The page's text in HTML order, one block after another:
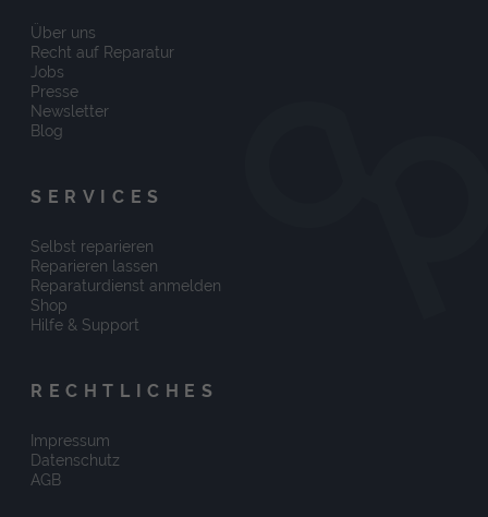
Über uns
Recht auf Reparatur
Jobs
Presse
Newsletter
Blog
SERVICES
Selbst reparieren
Reparieren lassen
Reparaturdienst anmelden
Shop
Hilfe & Support
RECHTLICHES
Impressum
Datenschutz
AGB